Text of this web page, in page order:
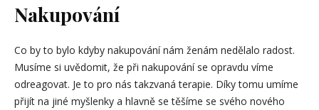
Nakupování
Co by to bylo kdyby nakupování nám ženám nedělalo radost.
Musíme si uvědomit, že při nakupování se opravdu víme
odreagovat. Je to pro nás takzvaná terapie. Díky tomu umíme
přijít na jiné myšlenky a hlavně se těšíme se svého nového